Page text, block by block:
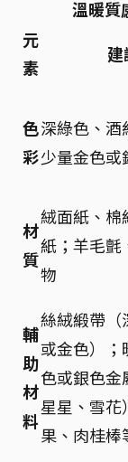
溫暖質
元
素
色
彩
深綠色、酒
少量金色或
材
質
絨面紙、棉
紙；羊毛氈
物
輔
助
材
料
絲絨緞帶（
或金色）；
色或銀色金
星星、雪花
果、肉桂棒